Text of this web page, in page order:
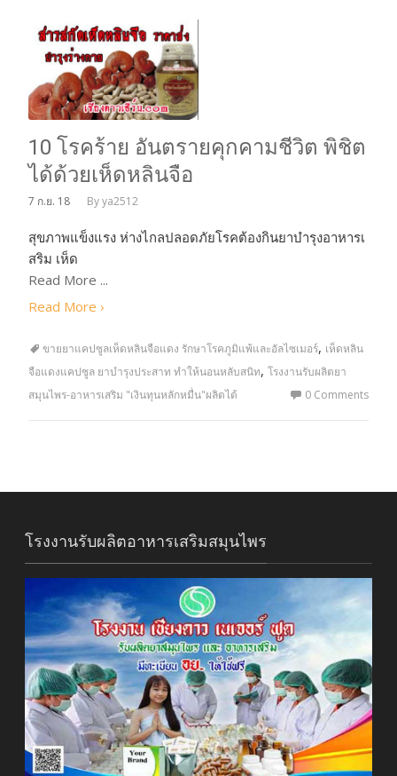
10 โรคร้าย อันตรายคุกคามชีวิต พิชิต
ได้ด้วยเห็ดหลินจือ
7 ก.ย. 18 Byya2512
สุขภาพแข็งแรง ห่างไกลปลอดภัยโรคต้องกินยาบำรุงอาหารเ
สริม เห็ด
Read More ...
Read More ›
ขายยาแคปซูลเห็ดหลินจือแดง รักษาโรคภูมิแพ้และอัลไซเมอร์, เห็ดหลิน
จือแดงแคปซูล ยาบำรุงประสาท ทำให้นอนหลับสนิท, โรงงานรับผลิตยา
สมุนไพร-อาหารเสริม "เงินทุนหลักหมื่น"ผลิตได้
0 Comments
โรงงานรับผลิตอาหารเสริมสมุนไพร